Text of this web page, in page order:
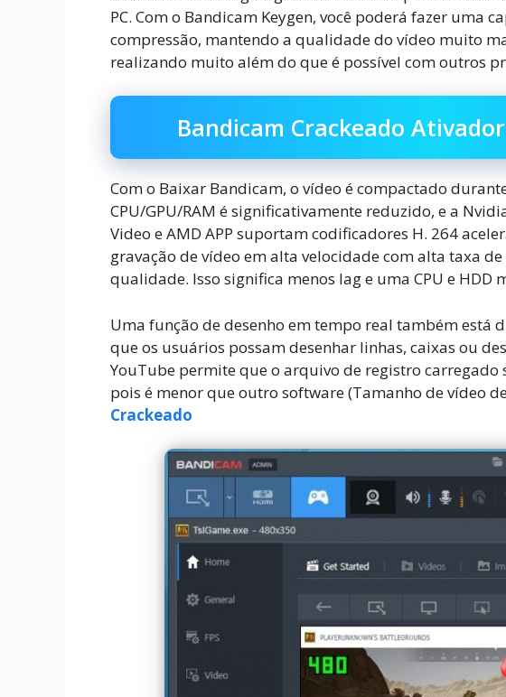
PC. Com o Bandicam Keygen, você poderá fazer uma
compressão, mantendo a qualidade do vídeo muito
realizando muito além do que é possível com outros
Bandicam Crackeado
Com o Baixar Bandicam, o vídeo é compactado
CPU/GPU/RAM é significativamente reduzido, e a
Video e AMD APP suportam codificadores H. 264
gravação de vídeo em alta velocidade com alta taxa
qualidade. Isso significa menos lag e uma CPU e HDD
Uma função de desenho em tempo real também está
que os usuários possam desenhar linhas, caixas ou
YouTube permite que o arquivo de registro carregado
pois é menor que outro software (Tamanho de vídeo
Crackeado